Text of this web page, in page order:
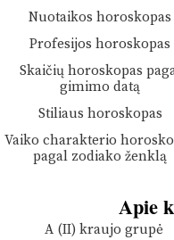
Nuotaikos horoskopas
Profesijos horoskopas
Skaičių horoskopas
gimimo datą
Stiliaus horoskopas
Vaiko charakterio
pagal zodiako ženklą
Apie
A (II) kraujo grupė